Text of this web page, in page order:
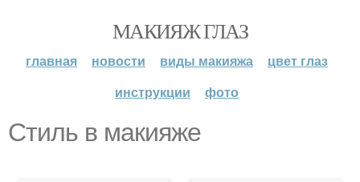
МАКИЯЖ ГЛАЗ
главная новости виды макияжа
цвет глаз
инструкции
фото
Стиль в макияже